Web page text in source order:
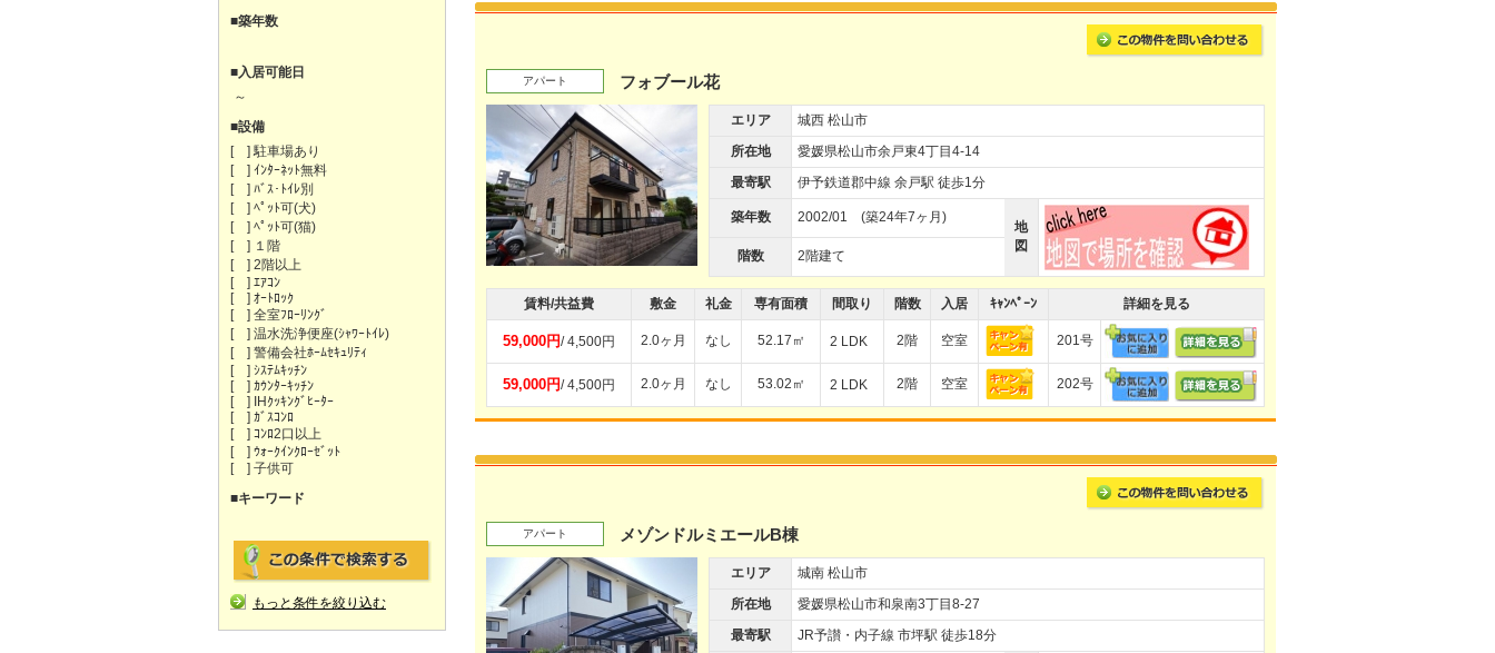
■築年数
■入居可能日
～
■設備
[ ] 駐車場あり
[ ] ｲﾝﾀｰﾈｯﾄ無料
[ ] ﾊﾞｽ･ﾄｲﾚ別
[ ] ﾍﾟｯﾄ可(犬)
[ ] ﾍﾟｯﾄ可(猫)
[ ] １階
[ ] 2階以上
[ ] ｴｱｺﾝ
[ ] ｵｰﾄﾛｯｸ
[ ] 全室ﾌﾛｰﾘﾝｸﾞ
[ ] 温水洗浄便座(ｼｬﾜｰﾄｲﾚ)
[ ] 警備会社ﾎｰﾑｾｷｭﾘﾃｨ
[ ] ｼｽﾃﾑｷｯﾁﾝ
[ ] ｶｳﾝﾀｰｷｯﾁﾝ
[ ] IHｸｯｷﾝｸﾞﾋｰﾀｰ
[ ] ｶﾞｽｺﾝﾛ
[ ] ｺﾝﾛ2口以上
[ ] ｳｫｰｸｲﾝｸﾛｰｾﾞｯﾄ
[ ] 子供可
■キーワード
もっと条件を絞り込む
アパート フォブール花
エリア
城西 松山市
所在地
愛媛県松山市余戸東4丁目4-14
最寄駅
伊予鉄道郡中線 余戸駅 徒歩1分
築年数 2002/01 (築24年7ヶ月)
地
図
階数 2階建て
賃料/共益費 敷金 礼金 専有面積 間取り 階数 入居 ｷｬﾝﾍﾟｰﾝ 詳細を見る
59,000円/ 4,500円 2.0ヶ月 なし 52.17㎡ 2 LDK 2階 空室 201号
59,000円/ 4,500円 2.0ヶ月 なし 53.02㎡ 2 LDK 2階 空室 202号
アパート メゾンドルミエールB棟
エリア
城南 松山市
所在地
愛媛県松山市和泉南3丁目8-27
最寄駅
JR予讃・内子線 市坪駅 徒歩18分